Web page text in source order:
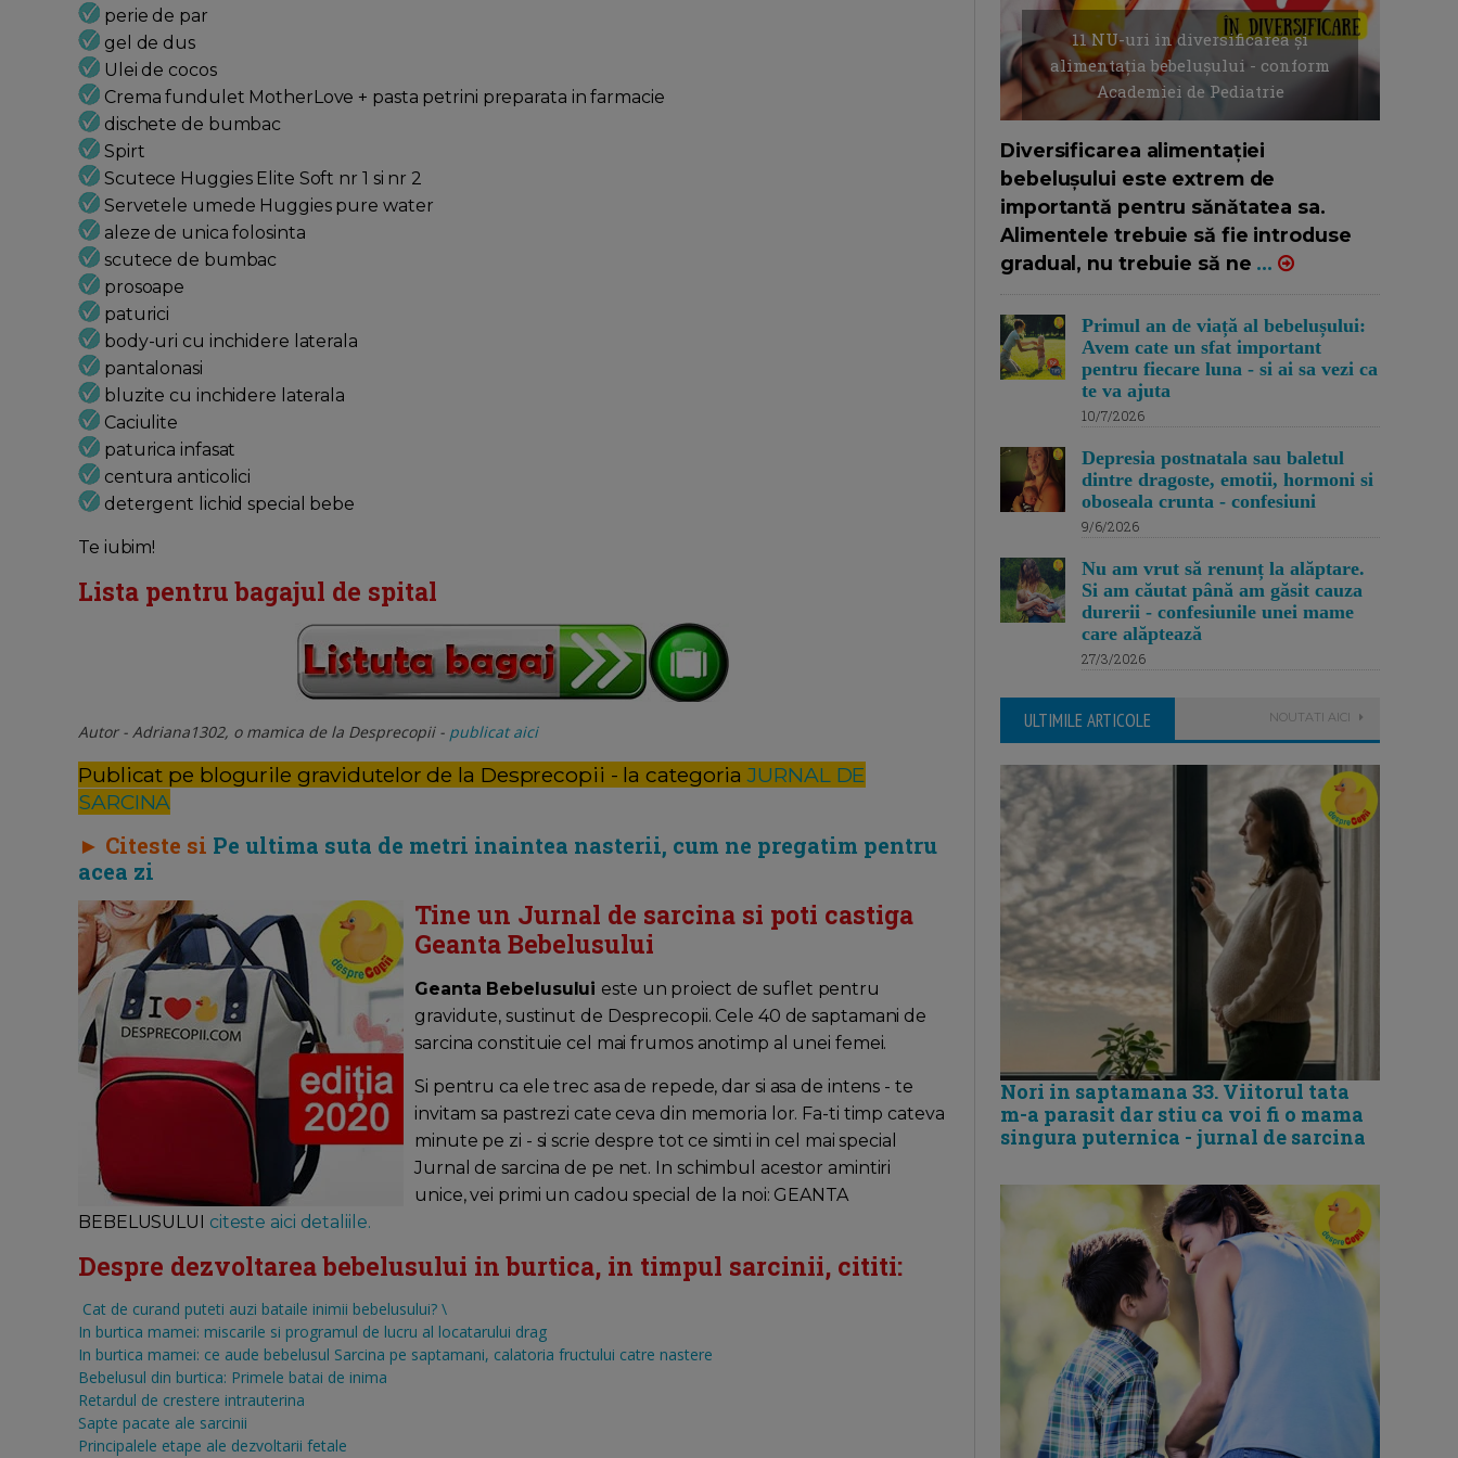
perie de par
gel de dus
Ulei de cocos
Crema fundulet MotherLove + pasta petrini preparata in farmacie
dischete de bumbac
Spirt
Scutece Huggies Elite Soft nr 1 si nr 2
Servetele umede Huggies pure water
aleze de unica folosinta
scutece de bumbac
prosoape
paturici
body-uri cu inchidere laterala
pantalonasi
bluzite cu inchidere laterala
Caciulite
paturica infasat
centura anticolici
detergent lichid special bebe
Te iubim!
Lista pentru bagajul de spital
Autor - Adriana1302, o mamica de la Desprecopii - publicat aici
Publicat pe blogurile gravidutelor de la Desprecopii - la categoriaJURNAL DE
SARCINA
► Citeste si Pe ultima suta de metri inaintea nasterii, cum ne pregatim pentru
acea zi
Tine un Jurnal de sarcina si poti castiga
Geanta Bebelusului
Geanta Bebelusului este un proiect de suflet pentru
gravidute, sustinut de Desprecopii. Cele 40 de saptamani de
sarcina constituie cel mai frumos anotimp al unei femei.
Si pentru ca ele trec asa de repede, dar si asa de intens - te
invitam sa pastrezi cate ceva din memoria lor. Fa-ti timp cateva
minute pe zi - si scrie despre tot ce simti in cel mai special
Jurnal de sarcina de pe net. In schimbul acestor amintiri
unice, vei primi un cadou special de la noi: GEANTA
BEBELUSULUI citeste aici detaliile.
Despre dezvoltarea bebelusului in burtica, in timpul sarcinii, cititi:
Cat de curand puteti auzi bataile inimii bebelusului? \
In burtica mamei: miscarile si programul de lucru al locatarului drag
In burtica mamei: ce aude bebelusul Sarcina pe saptamani, calatoria fructului catre nastere
Bebelusul din burtica: Primele batai de inima
Retardul de crestere intrauterina
Sapte pacate ale sarcinii
Principalele etape ale dezvoltarii fetale
11 NU-uri in diversificarea și
alimentația bebelușului - conform
Academiei de Pediatrie
Diversificarea alimentației
bebelușului este extrem de
importantă pentru sănătatea sa.
Alimentele trebuie să fie introduse
gradual, nu trebuie să ne ...
Primul an de viață al bebelușului:
Avem cate un sfat important
pentru fiecare luna - si ai sa vezi ca
te va ajuta
10/7/2026
Depresia postnatala sau baletul
dintre dragoste, emotii, hormoni si
oboseala crunta - confesiuni
9/6/2026
Nu am vrut să renunț la alăptare.
Si am căutat până am găsit cauza
durerii - confesiunile unei mame
care alăptează
27/3/2026
ULTIMILE ARTICOLE NOUTATI AICI
Nori in saptamana 33. Viitorul tata
m-a parasit dar stiu ca voi fi o mama
singura puternica - jurnal de sarcina